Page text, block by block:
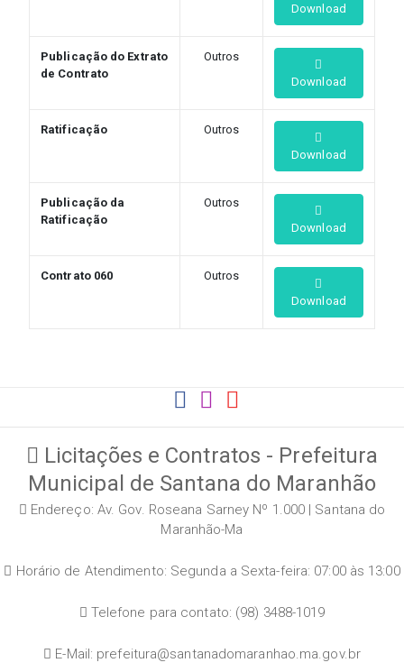
Download
Publicação do Extrato
de Contrato
Outros
Download
Ratificação
Outros
Download
Publicação da
Ratificação
Outros
Download
Contrato 060
Outros
Download
Licitações e Contratos - Prefeitura
Municipal de Santana do Maranhão
Endereço: Av. Gov. Roseana Sarney Nº 1.000 | Santana do
Maranhão-Ma
Horário de Atendimento: Segunda a Sexta-feira: 07:00 às 13:00
Telefone para contato: (98) 3488-1019
E-Mail: prefeitura@santanadomaranhao.ma.gov.br